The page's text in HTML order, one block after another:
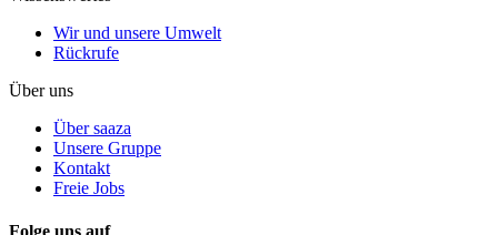
Wir und unsere Umwelt
Rückrufe
Über uns
Über saaza
Unsere Gruppe
Kontakt
Freie Jobs
Folge uns auf